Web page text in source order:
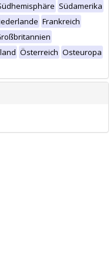
Südamerika
Frankreich
Österreich Osteuropa